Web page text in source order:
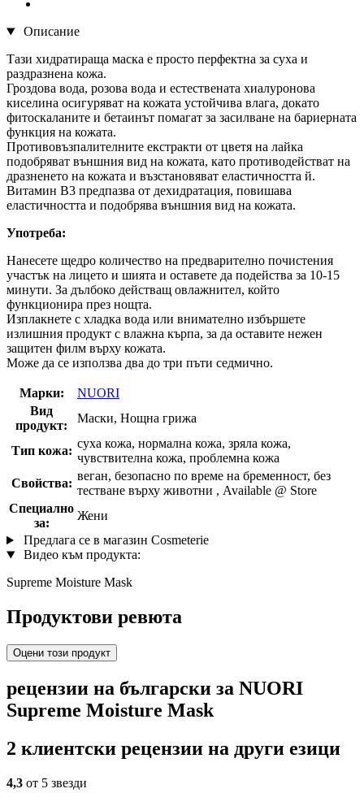
Описание
Тази хидратираща маска е просто перфектна за суха и
раздразнена кожа.
Гроздова вода, розова вода и естествената хиалуронова
киселина осигуряват на кожата устойчива влага, докато
фитоскаланите и бетаинът помагат за засилване на бариерната
функция на кожата.
Противовъзпалителните екстракти от цветя на лайка
подобряват външния вид на кожата, като противодействат на
дразненето на кожата и възстановяват еластичността й.
Витамин В3 предпазва от дехидратация, повишава
еластичността и подобрява външния вид на кожата.
Употреба:
Нанесете щедро количество на предварително почистения
участък на лицето и шията и оставете да подейства за 10-15
минути. За дълбоко действащ овлажнител, който
функционира през нощта.
Изплакнете с хладка вода или внимателно избършете
излишния продукт с влажна кърпа, за да оставите нежен
защитен филм върху кожата.
Може да се използва два до три пъти седмично.
Марки:
NUORI
Вид
продукт:
Маски, Нощна грижа
Тип кожа:
суха кожа, нормална кожа, зряла кожа,
чувствителна кожа, проблемна кожа
Свойства:
веган, безопасно по време на бременност, без
тестване върху животни , Available @ Store
Специално
за:
Жени
Предлага се в магазин Cosmeterie
Видео към продукта:
Supreme Moisture Mask
Продуктови ревюта
Оцени този продукт
рецензии на български за NUORI
Supreme Moisture Mask
2 клиентски рецензии на други езици
4,3 от 5 звезди